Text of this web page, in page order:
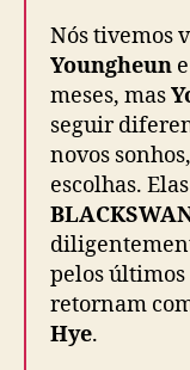
Nós tivemos
Youngheun e
meses, mas
seguir
novos
escolhas.
pelos últimos
retornam
Hye.